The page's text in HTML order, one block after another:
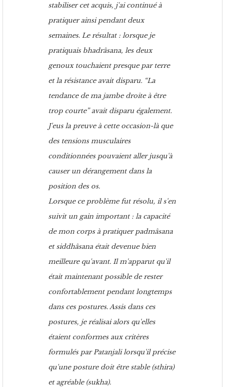
stabiliser cet acquis, j'ai continué à
pratiquer ainsi pendant deux
semaines. Le résultat : lorsque je
pratiquais bhadrâsana, les deux
genoux touchaient presque par terre
et la résistance avait disparu. “La
tendance de ma jambe droite à être
trop courte” avait disparu également.
J'eus la preuve à cette occasion-là que
des tensions musculaires
conditionnées pouvaient aller jusqu'à
causer un dérangement dans la
position des os.
Lorsque ce problème fut résolu, il s'en
suivit un gain important : la capacité
de mon corps à pratiquer padmâsana
et siddhâsana était devenue bien
meilleure qu'avant. Il m'apparut qu'il
était maintenant possible de rester
confortablement pendant longtemps
dans ces postures. Assis dans ces
postures, je réalisai alors qu'elles
étaient conformes aux critères
formulés par Patanjali lorsqu'il précise
qu'une posture doit être stable (sthira)
et agréable (sukha).